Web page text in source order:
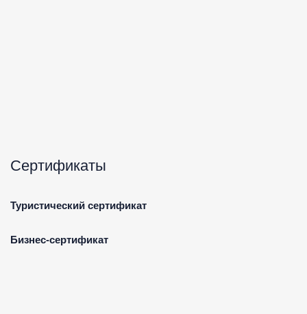
Сертификаты
Туристический сертификат
Бизнес-сертификат